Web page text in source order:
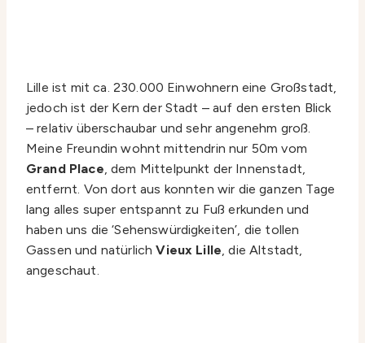
Lille ist mit ca. 230.000 Einwohnern eine Großstadt,
jedoch ist der Kern der Stadt – auf den ersten Blick
– relativ überschaubar und sehr angenehm groß.
Meine Freundin wohnt mittendrin nur 50m vom
Grand Place , dem Mittelpunkt der Innenstadt,
entfernt. Von dort aus konnten wir die ganzen Tage
lang alles super entspannt zu Fuß erkunden und
haben uns die ‘Sehenswürdigkeiten’, die tollen
Gassen und natürlichVieux Lille , die Altstadt,
angeschaut.